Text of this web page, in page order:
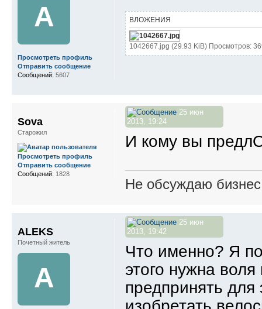
ВЛОЖЕНИЯ
1042667.jpg (29.93 KiB) Просмотров:
A
Просмотреть профиль
Отправить сообщение
Сообщений: 5607
25 июн
2013, 19:24
И кому вы
Не обсуждаю
Sova
Старожил
Просмотреть профиль
Отправить сообщение
Сообщений: 1828
25 июн
2013, 19:42
Что именно? Я
этого нужна
предпринять
ALEKS
Почетный житель
A